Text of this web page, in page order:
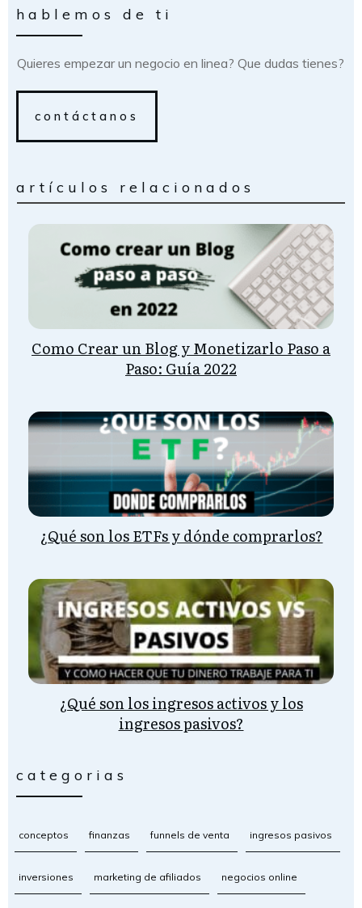
hablemos de ti
Quieres empezar un negocio en linea? Que dudas tienes?
contáctanos
artículos relacionados
Como Crear un Blog y Monetizarlo Paso a
Paso: Guía 2022
¿Qué son los ETFs y dónde comprarlos?
¿Qué son los ingresos activos y los
ingresos pasivos?
categorias
conceptos finanzas funnels de venta ingresos pasivos
inversiones marketing de afiliados negocios online